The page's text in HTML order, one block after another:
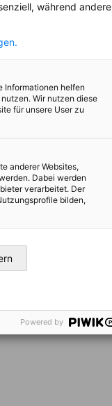
während andere
Informationen helfen
Wir nutzen diese
für unsere User zu
anderer Websites,
Dabei werden
verarbeitet. Der
bilden,
Powered by